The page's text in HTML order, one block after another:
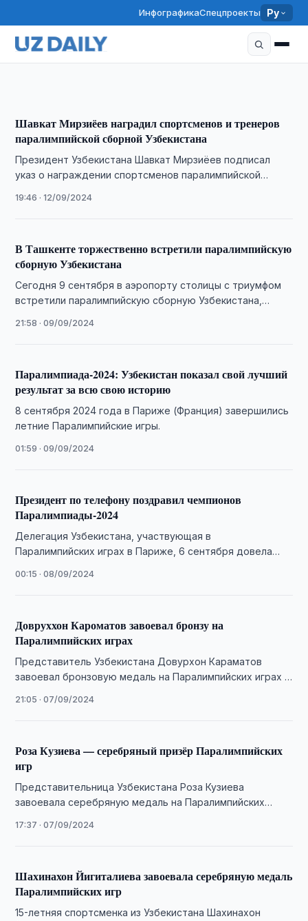
ИнфографикаСпецпроекты Ру
Шавкат Мирзиёев провел встречу с
паралимпийцами
Шавкат Мирзиёев наградил спортсменов и тренеров
паралимпийской сборной Узбекистана
Президент Узбекистана Шавкат Мирзиёев подписал
указ о награждении спортсменов паралимпийской
службе главы государства.
19:46 · 12/09/2024
В Ташкенте торжественно встретили паралимпийскую
сборную Узбекистана
Сегодня 9 сентября в аэропорту столицы с триумфом
встретили паралимпийскую сборную Узбекистана,
Паралимпийские …
21:58 · 09/09/2024
Паралимпиада-2024: Узбекистан показал свой лучший
результат за всю свою историю
8 сентября 2024 года в Париже (Франция) завершились
летние Паралимпийские игры.
01:59 · 09/09/2024
Президент по телефону поздравил чемпионов
Паралимпиады-2024
Делегация Узбекистана, участвующая в
Паралимпийских играх в Париже, 6 сентября довела
00:15 · 08/09/2024
Довруххон Кароматов завоевал бронзу на
Паралимпийских играх
Представитель Узбекистана Довурхон Караматов
завоевал бронзовую медаль на Паралимпийских играх в
21:05 · 07/09/2024
Роза Кузиева — серебряный призёр Паралимпийских
игр
Представительница Узбекистана Роза Кузиева
завоевала серебряную медаль на Паралимпийских
17:37 · 07/09/2024
Шахинахон Йигиталиева завоевала серебряную медаль
Паралимпийских игр
15-летняя спортсменка из Узбекистана Шахинахон